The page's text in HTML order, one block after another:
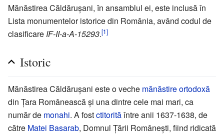
Mănăstirea Căldărușani, în ansamblul ei, este inclusă în
Lista monumentelor istorice din România, având codul de
clasificare IF-II-a-A-15293.[1]
Istoric
Mănăstirea Căldărușani este o veche mănăstire ortodoxă
din Țara Românească și una dintre cele mai mari, ca
număr de monahi. A fostctitorităîntre anii 1637-1638, de
către Matei Basarab, Domnul Țării Românești, fiind ridicată